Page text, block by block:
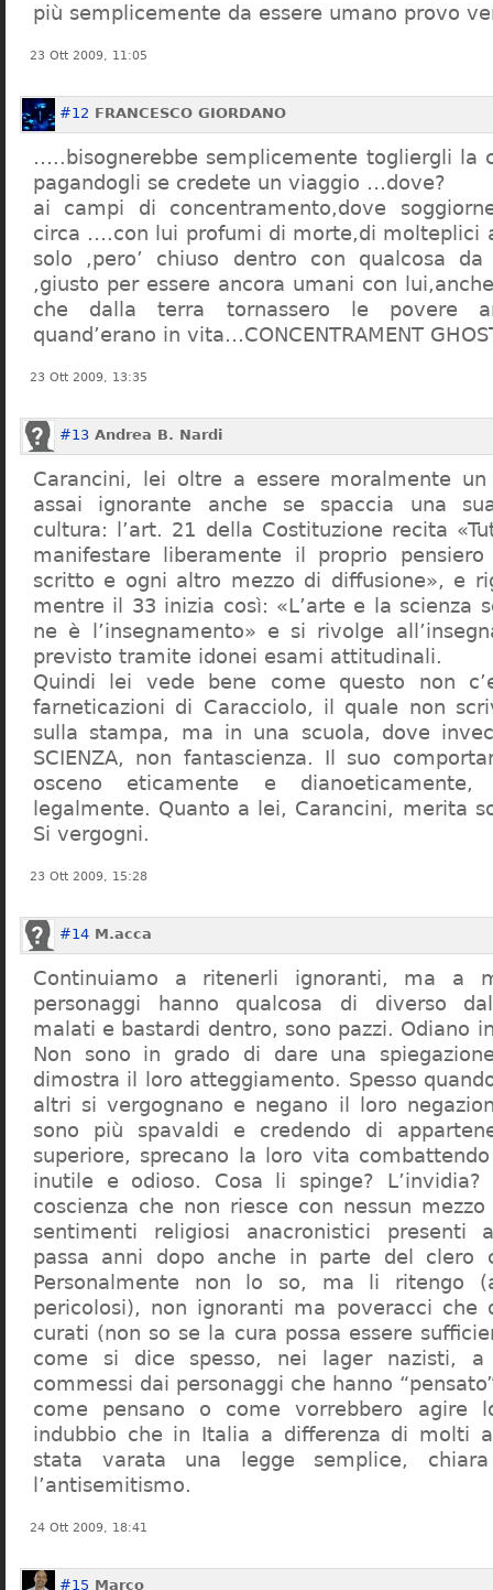
più semplicemente da essere umano provo
23 Ott 2009, 11:05
#12 FRANCESCO GIORDANO
…..bisognerebbe semplicemente togliergli la
pagandogli se credete un viaggio …dove?
ai campi di concentramento,dove
circa ….con lui profumi di morte,di molteplici
solo ,pero’ chiuso dentro con qualcosa
,giusto per essere ancora umani con
che dalla terra tornassero le povere
quand’erano in vita…CONCENTRAMENT
23 Ott 2009, 13:35
#13 Andrea B. Nardi
Carancini, lei oltre a essere moralmente
assai ignorante anche se spaccia una
cultura: l’art. 21 della Costituzione recita
manifestare liberamente il proprio
scritto e ogni altro mezzo di diffusione», e
mentre il 33 inizia così: «L’arte e la scienza
ne è l’insegnamento» e si rivolge
previsto tramite idonei esami attitudinali.
Quindi lei vede bene come questo non
farneticazioni di Caracciolo, il quale non
sulla stampa, ma in una scuola, dove
SCIENZA, non fantascienza. Il suo
osceno eticamente e dianoeticamente,
legalmente. Quanto a lei, Carancini, merita
Si vergogni.
23 Ott 2009, 15:28
#14 M.acca
Continuiamo a ritenerli ignoranti, ma a
personaggi hanno qualcosa di diverso
malati e bastardi dentro, sono pazzi. Odiano
Non sono in grado di dare una
dimostra il loro atteggiamento. Spesso
altri si vergognano e negano il loro
sono più spavaldi e credendo di
superiore, sprecano la loro vita
inutile e odioso. Cosa li spinge?
coscienza che non riesce con nessun
sentimenti religiosi anacronistici presenti
passa anni dopo anche in parte del clero
Personalmente non lo so, ma li ritengo
pericolosi), non ignoranti ma poveracci che
curati (non so se la cura possa essere
come si dice spesso, nei lager nazisti,
commessi dai personaggi che hanno
come pensano o come vorrebbero agire
indubbio che in Italia a differenza di molti
stata varata una legge semplice,
l’antisemitismo.
24 Ott 2009, 18:41
#15 Marco